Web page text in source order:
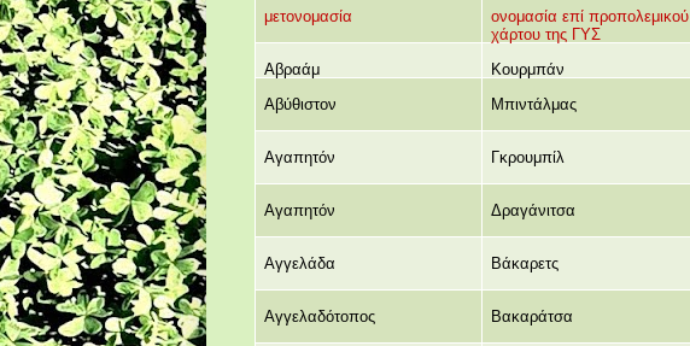
μετονομασία
ονομασία επί προπολεμικού
χάρτου της ΓΥΣ
Αβραάμ Κουρμπάν
Αβύθιστον
Μπιντάλμας
Αγαπητόν
Γκρουμπίλ
Αγαπητόν
Δραγάνιτσα
Αγγελάδα
Βάκαρετς
Αγγελαδότοπος
Βακαράτσα